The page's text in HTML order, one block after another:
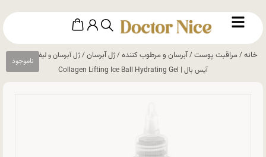
خانه/مراقبت پوست/آبرسان و مرطوب کننده/ژل آبرسان/ ژل آبرسان و لیفتینگ کلاژن
آیس بال | Collagen Lifting Ice Ball Hydrating Gel